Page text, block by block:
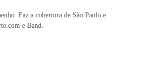
Faz a cobertura de São Paulo e
e Band.